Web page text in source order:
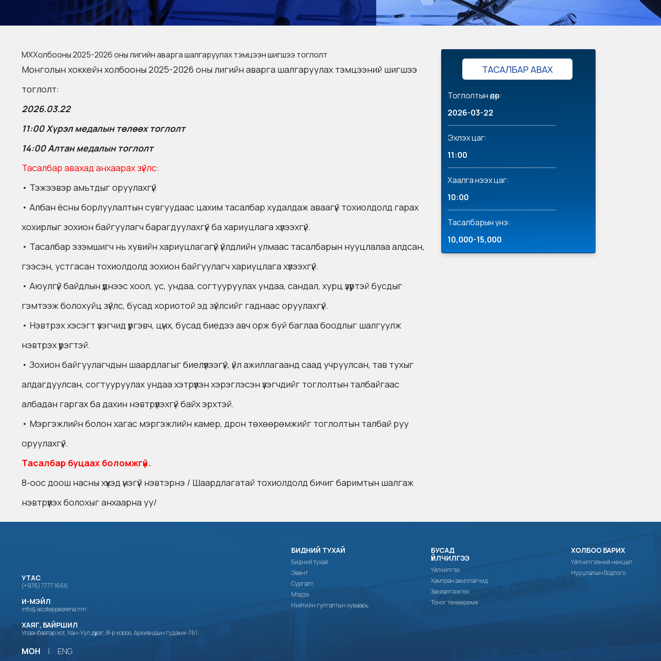
МХХолбооны 2025-2026 оны лигийн аварга шалгаруулах тэмцээн шигшээ тоглолт
Монголын хоккейн холбооны 2025-2026 оны лигийн аварга шалгаруулах тэмцээний шигшээ
тоглолт:
2026.03.22
11:00 Хүрэл медалын төлөөх тоглолт
14:00 Алтан медалын тоглолт
Тасалбар авахад анхаарах зүйлс:
• Тэжээвэр амьтдыг оруулахгүй
• Албан ёсны борлуулалтын сувгуудаас цахим тасалбар худалдаж аваагүй тохиолдолд гарах
хохирлыг зохион байгуулагч барагдуулахгүй ба хариуцлага хүлээхгүй.
• Тасалбар эзэмшигч нь хувийн хариуцлагагүй үйлдлийн улмаас тасалбарын нууцлалаа алдсан,
гээсэн, устгасан тохиолдолд зохион байгуулагч хариуцлага хүлээхгүй.
• Аюулгүй байдлын үүднээс хоол, ус, ундаа, согтууруулах ундаа, сандал, хурц үзүүртэй бусдыг
гэмтээж болохуйц зүйлс, бусад хориотой эд зүйлсийг гаднаас оруулахгүй.
• Нэвтрэх хэсэгт үзэгчид үүргэвч, цүнх, бусад биедээ авч орж буй баглаа боодлыг шалгуулж
нэвтрэх үүрэгтэй.
• Зохион байгуулагчдын шаардлагыг биелүүлээгүй, үйл ажиллагаанд саад учруулсан, тав тухыг
алдагдуулсан, согтууруулах ундаа хэтрүүлэн хэрэглэсэн үзэгчдийг тоглолтын талбайгаас
албадан гаргах ба дахин нэвтрүүлэхгүй байх эрхтэй.
• Мэргэжлийн болон хагас мэргэжлийн камер, дрон төхөөрөмжийг тоглолтын талбай руу
оруулахгүй.
Тасалбар буцаах боломжгүй.
8-оос доош насны хүүхэд үнэгүй нэвтэрнэ / Шаардлагатай тохиолдолд бичиг баримтын шалгаж
нэвтрүүлэх болохыг анхаарна уу/
ТАСАЛБАР АВАХ
Тоглолтын өдөр:
2026-03-22
Эхлэх цаг:
11:00
Хаалга нээх цаг:
10:00
Тасалбарын үнэ:
10,000-15,000
УТАС
(+976) 7777 1666
И-МЭЙЛ
info@aicsteppearena.mn
ХАЯГ, БАЙРШИЛ
Улаанбаатар хот, Хан-Уул дүүрэг, 8-р хороо, Архивчдын гудамж-761
МОН | ENG
БИДНИЙ ТУХАЙ
Бидний тухай
Эвент
Сургалт
Мэдээ
Нийтийн гулгалтын хуваарь
БУСАД
ҮЙЛЧИЛГЭЭ
Үйлчилгээ
Хамтран ажиллагчид
Захиалга өгөх
Тоног төхөөрөмж
ХОЛБОО БАРИХ
Үйлчилгээний нөхцөл
Нууцлалын бодлого